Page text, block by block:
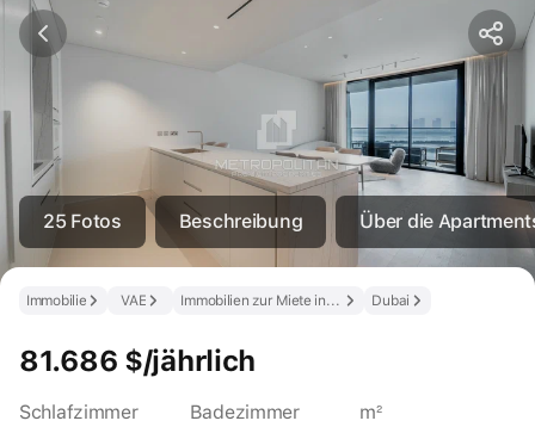
25 Fotos Beschreibung Über die
Dubai
Immobilien zur Miete in den VAE
VAE
Immobilie
81.686 $/jährlich
Schlafzimmer Badezimmer m²